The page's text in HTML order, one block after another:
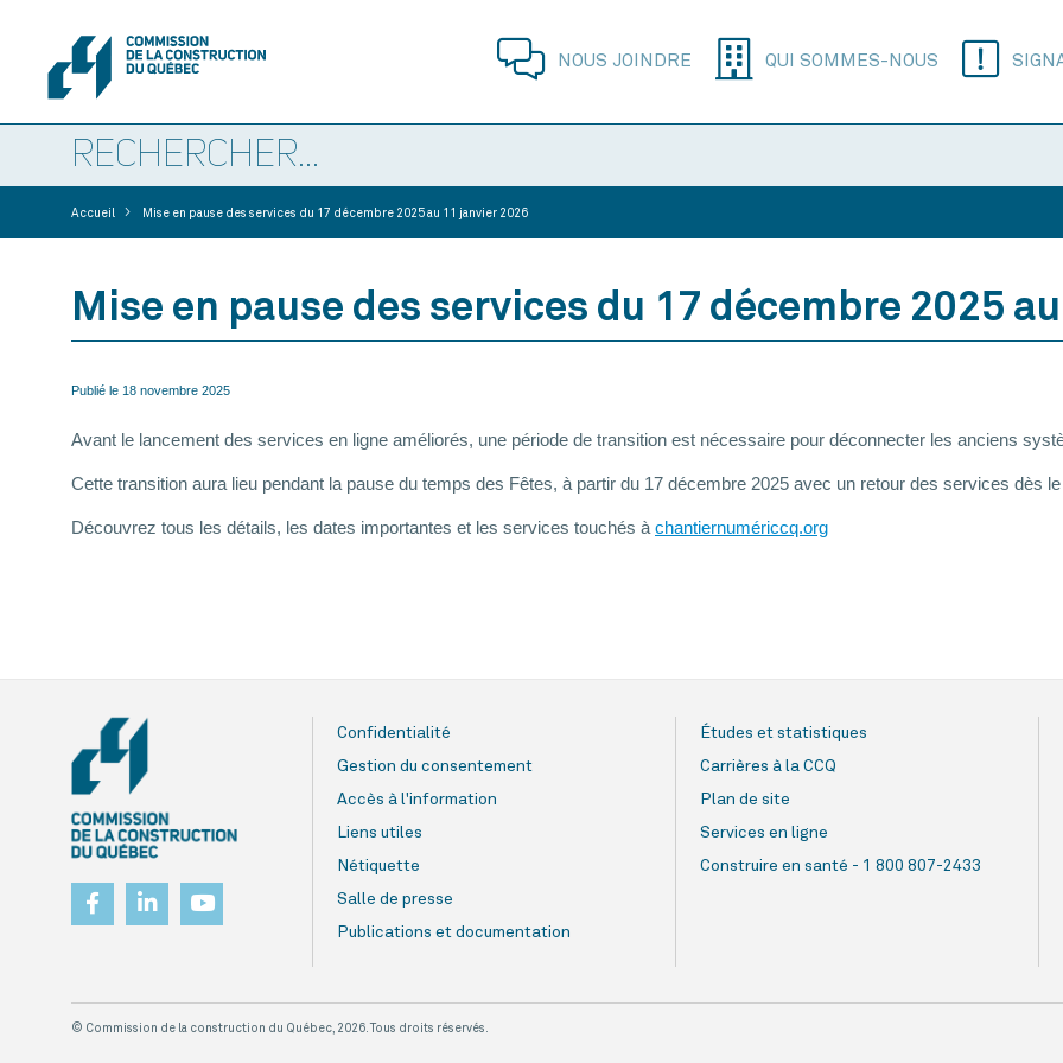
NOUS JOINDRE QUI SOMMES-NOUS
Accueil > Mise en pause des services du 17 décembre 2025 au 11 janvier 2026
Mise en pause des services du 17 décembre 2025
Publié le 18 novembre 2025
Avant le lancement des services en ligne améliorés, une période de transition est nécessaire pour déconnecter les anciens
Cette transition aura lieu pendant la pause du temps des Fêtes, à partir du 17 décembre 2025 avec un retour des services dès
Découvrez tous les détails, les dates importantes et les services touchés à chantiernumériccq.org
Confidentialité
Gestion du consentement
Accès à l'information
Liens utiles
Nétiquette
Salle de presse
Publications et documentation
Études et statistiques
Carrières à la CCQ
Plan de site
Services en ligne
Construire en santé - 1 800 807-2433
© Commission de la construction du Québec, 2026. Tous droits réservés.